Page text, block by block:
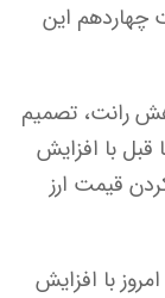
چهاردهم این
رانت، تصمیم
قبل با افزایش
قیمت ارز
امروز با افزایش